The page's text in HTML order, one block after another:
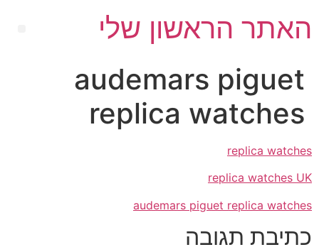
האתר הראשון שלי
audemars piguet
replica watches
replica watches
replica watches UK
audemars piguet replica watches
כתיבת תגובה